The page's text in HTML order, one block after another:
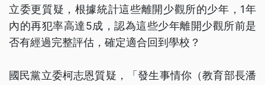
立委更質疑，根據統計這些離開少觀所的少年，1年
內的再犯率高達5成，認為這些少年離開少觀所前是
否有經過完整評估，確定適合回到學校？
國民黨立委柯志恩質疑，「發生事情你（教育部長潘